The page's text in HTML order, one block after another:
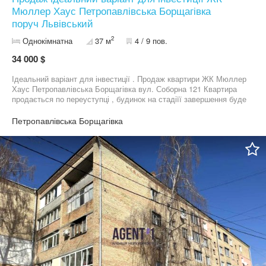
Мюллер Хаус Петропавлівська Борщагівка
поруч Львівський
Однокімнатна 37 м2 4 / 9 пов.
34 000 $
Ідеальний варіант для інвестиції . Продаж квартири ЖК Мюллер
Хаус Петропавлівська Борщагівка вул. Соборна 121 Квартира
продається по переуступці , будинок на стадіїї завершення буде
розташування до Києва 10хв. поруч є все не обхідне
Петропавлівська Борщагівка